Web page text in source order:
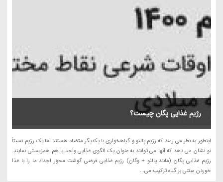
رژیم غذایی پگان چیست؟
اینطور به نظر می رسد که رژیم پالئو و گیاهخواری با یکدیگر متضاد هستند اما یک رژیم نسبتاً
نو نشان می دهد که آنها می توانند به عنوان یک الگوی غذایی واحد با هم همزیستی نمایند.
رژیم غذایی پگان (مانند پالئو + وگان) رژیم غذایی فرضی گوشت محور اجداد ما را با غذا
خوردن مبتنی بر گیاه ترکیب می...